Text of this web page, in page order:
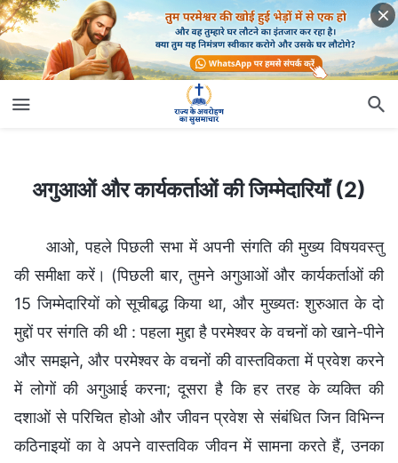
अगुआओं और कार्यकर्ताओं की जिम्मेदारियाँ (2)
अगुआओं और कार्यकर्ताओं की जिम्मेदारियाँ (2)
आओ, पहले पिछली सभा में अपनी संगति की मुख्य विषयवस्तु
की समीक्षा करें। (पिछली बार, तुमने अगुआओं और कार्यकर्ताओं की
15 जिम्मेदारियों को सूचीबद्ध किया था, और मुख्यतः शुरुआत के दो
मुद्दों पर संगति की थी : पहला मुद्दा है परमेश्वर के वचनों को खाने-पीने
और समझने, और परमेश्वर के वचनों की वास्तविकता में प्रवेश करने
में लोगों की अगुआई करना; दूसरा है कि हर तरह के व्यक्ति की
दशाओं से परिचित होओ और जीवन प्रवेश से संबंधित जिन विभिन्न
कठिनाइयों का वे अपने वास्तविक जीवन में सामना करते हैं, उनका